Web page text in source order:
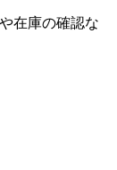
在庫の確認な